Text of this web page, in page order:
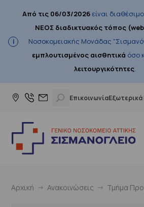
Από τις 06/03/2026είναι
ΝΕΟΣ διαδικτυακός τόπος
Νοσοκομειακής Μονάδας
εμπλουτισμένος αισθητικά όσο
λειτουργικότητες.
ΕπικοινωνίαΕξωτερικά
Αρχική Ανακοινώσεις Τμήμα